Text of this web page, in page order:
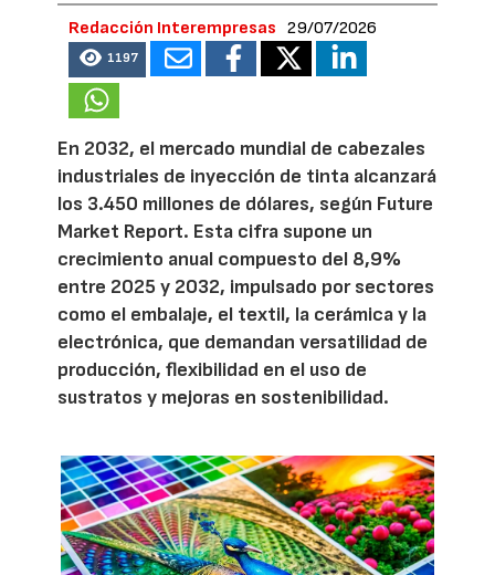
Redacción Interempresas 29/07/2026
1197
En 2032, el mercado mundial de cabezales
industriales de inyección de tinta alcanzará
los 3.450 millones de dólares, según Future
Market Report. Esta cifra supone un
crecimiento anual compuesto del 8,9%
entre 2025 y 2032, impulsado por sectores
como el embalaje, el textil, la cerámica y la
electrónica, que demandan versatilidad de
producción, flexibilidad en el uso de
sustratos y mejoras en sostenibilidad.